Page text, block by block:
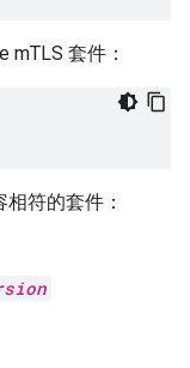
mTLS 套件：
符的套件：